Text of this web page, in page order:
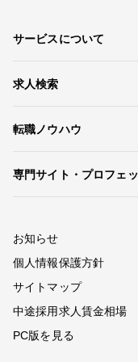
サービスについて
求人検索
転職ノウハウ
専門サイト・プロフェ
お知らせ
個人情報保護方針
サイトマップ
中途採用求人賃金相場
PC版を見る